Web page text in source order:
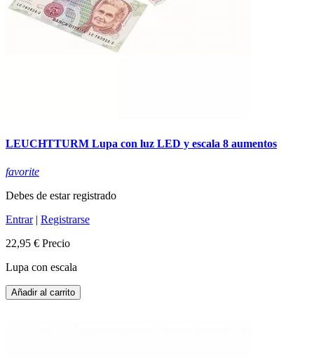
LEUCHTTURM Lupa con luz LED y escala 8 aumentos
favorite
Debes de estar registrado
Entrar| Registrarse
22,95 € Precio
Lupa con escala
Añadir al carrito